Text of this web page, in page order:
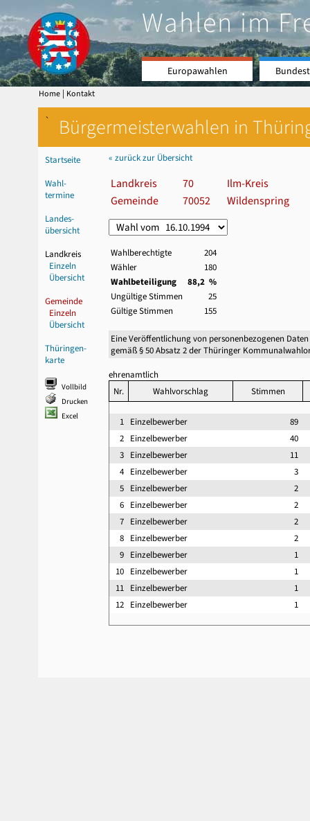
Wahlen im
Europawahlen
Home | Kontakt
` Bürgermeisterwahlen in
Startseite
Wahl-
termine
Landes-
übersicht
Landkreis
Einzeln
Übersicht
Gemeinde
Einzeln
Übersicht
Thüringen-
karte
Vollbild
Drucken
Excel
« zurück zur Übersicht
Landkreis 70
Ilm-Kreis
Gemeinde
70052 Wildenspring
Wahlberechtigte
204
Wähler
180
Wahlbeteiligung
88,2 %
Ungültige Stimmen
25
Gültige Stimmen
155
Eine Veröffentlichung von personenbezogenen
gemäß § 50 Absatz 2 der Thüringer
ehrenamtlich
Nr.
Wahlvorschlag Stimmen
1 Einzelbewerber
89
2 Einzelbewerber
40
3 Einzelbewerber
11
4 Einzelbewerber
3
5 Einzelbewerber
2
6 Einzelbewerber
2
7 Einzelbewerber
2
8 Einzelbewerber
2
9 Einzelbewerber
1
10 Einzelbewerber
1
11 Einzelbewerber
1
12 Einzelbewerber 1